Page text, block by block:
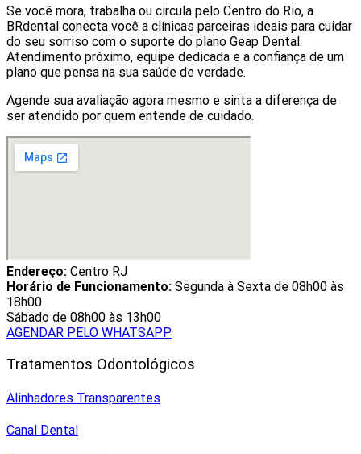
Se você mora, trabalha ou circula pelo Centro do Rio, a
BRdental conecta você a clínicas parceiras ideais para cuidar
do seu sorriso com o suporte do plano Geap Dental.
Atendimento próximo, equipe dedicada e a confiança de um
plano que pensa na sua saúde de verdade.
Agende sua avaliação agora mesmo e sinta a diferença de
ser atendido por quem entende de cuidado.
Endereço: Centro RJ
Horário de Funcionamento: Segunda à Sexta de 08h00 às
18h00
Sábado de 08h00 às 13h00
AGENDAR PELO WHATSAPP
Tratamentos Odontológicos
Alinhadores Transparentes
Canal Dental